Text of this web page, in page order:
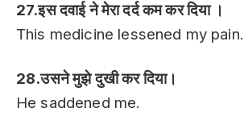
27.इस दवाई ने मेरा दर्द कम कर दिया ।
This medicine lessened my pain.
28.उसने मुझे दुखी कर दिया।
He saddened me.